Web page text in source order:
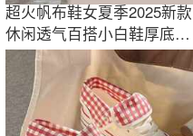
超火帆布鞋女夏季2025新款
休闲透气百搭小白鞋厚底增
高运动板鞋子